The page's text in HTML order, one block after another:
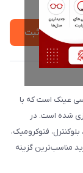
ثبت
عینک است که با
شده است. در
فتوکرومیک،
مناسب‌ترین گزینه